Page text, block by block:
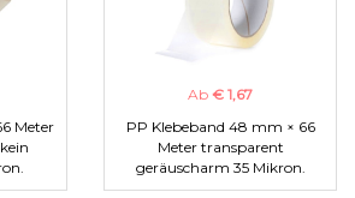
Meter
Ab € 1,67
PP Klebeband 48 mm × 66
Meter transparent
geräuscharm 35 Mikron.